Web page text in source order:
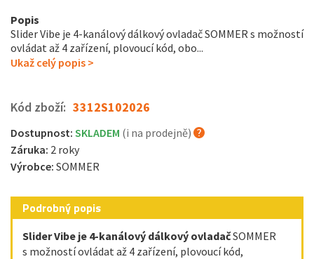
Popis
Slider Vibe je 4-kanálový dálkový ovladač SOMMER s možností
ovládat až 4 zařízení, plovoucí kód, obo...
Ukaž celý popis >
Kód zboží: 3312S102026
Dostupnost: SKLADEM (i na prodejně)
Záruka: 2 roky
Výrobce: SOMMER
Podrobný popis
Slider Vibe je 4-kanálový dálkový ovladačSOMMER
s možností ovládat až 4 zařízení, plovoucí kód,